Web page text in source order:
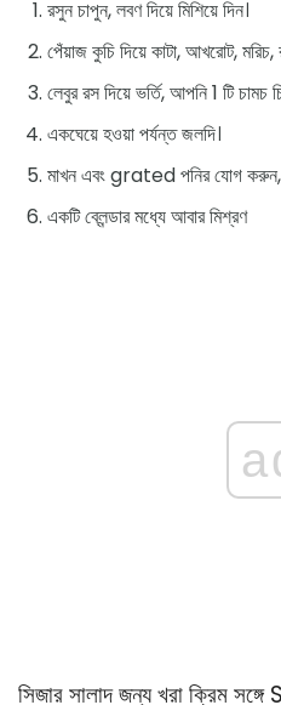
রসুন চাপুন, লবণ দিয়ে মিশিয়ে দিন।
পেঁয়াজ কুচি দিয়ে কাটা, আখরোট,
লেবুর রস দিয়ে ভর্তি, আপনি 1 টি
একঘেয়ে হওয়া পর্যন্ত জলদি।
মাখন এবং grated পনির যোগ
একটি ব্লেন্ডার মধ্যে আবার মিশ্রণ
সিজার সালাদ জন্য খরা ক্রিম